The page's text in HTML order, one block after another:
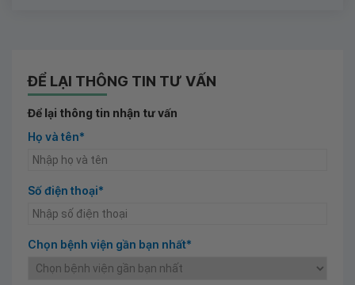
ĐỂ LẠI THÔNG TIN TƯ VẤN
Để lại thông tin nhận tư vấn
Họ và tên*
Số điện thoại*
Chọn bệnh viện gần bạn nhất*